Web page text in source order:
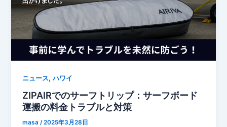
ニュース,ハワイ
ZIPAIRでのサーフトリップ：サーフボード
運搬の料金トラブルと対策
masa/2025年3月28日